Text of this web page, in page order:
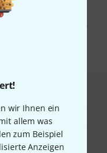
wir Ihnen ein
allem was
zum Beispiel
Anzeigen
dem Erhalt von E-Mail-
zu. Die
finden Sie in